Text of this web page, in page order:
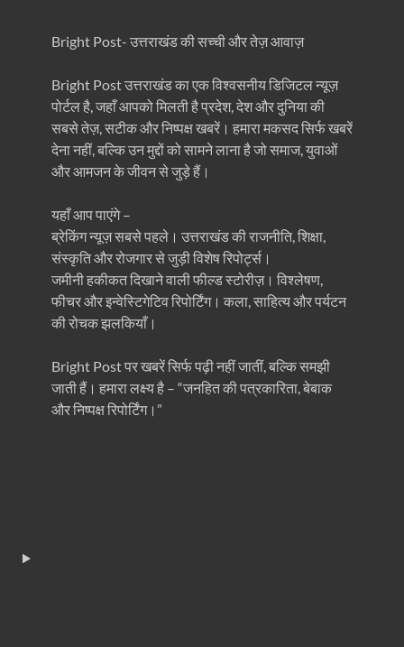
Bright Post- उत्तराखंड की सच्ची और तेज़ आवाज़
Bright Post उत्तराखंड का एक विश्वसनीय डिजिटल न्यूज़
पोर्टल है, जहाँ आपको मिलती है प्रदेश, देश और दुनिया की
सबसे तेज़, सटीक और निष्पक्ष खबरें। हमारा मकसद सिर्फ खबरें
देना नहीं, बल्कि उन मुद्दों को सामने लाना है जो समाज, युवाओं
और आमजन के जीवन से जुड़े हैं।
यहाँ आप पाएंगे –
ब्रेकिंग न्यूज़ सबसे पहले। उत्तराखंड की राजनीति, शिक्षा,
संस्कृति और रोजगार से जुड़ी विशेष रिपोर्ट्स।
जमीनी हकीकत दिखाने वाली फील्ड स्टोरीज़। विश्लेषण,
फीचर और इन्वेस्टिगेटिव रिपोर्टिंग। कला, साहित्य और पर्यटन
की रोचक झलकियाँ।
Bright Post पर खबरें सिर्फ पढ़ी नहीं जातीं, बल्कि समझी
जाती हैं। हमारा लक्ष्य है – “जनहित की पत्रकारिता, बेबाक
और निष्पक्ष रिपोर्टिंग।”